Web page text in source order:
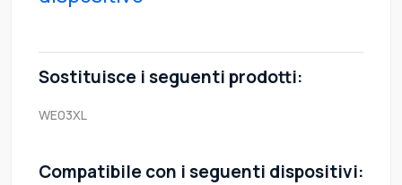
Sostituisce i seguenti prodotti:
WE03XL
Compatibile con i seguenti dispositivi: